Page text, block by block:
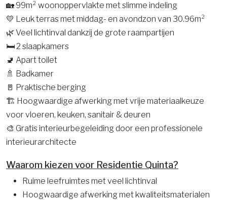
🏡 99m² woonoppervlakte met slimme indeling
💛 Leuk terras met middag- en avondzon van 30.96m²
🌿 Veel lichtinval dankzij de grote raampartijen
🛏️ 2 slaapkamers
🚽 Apart toilet
🚿 Badkamer
🚪 Praktische berging
🏗️ Hoogwaardige afwerking met vrije materiaalkeuze
voor vloeren, keuken, sanitair & deuren
🎨 Gratis interieurbegeleiding door een professionele
interieurarchitecte
Waarom kiezen voor Residentie Quinta?
Ruime leefruimtes met veel lichtinval
Hoogwaardige afwerking met kwaliteitsmaterialen